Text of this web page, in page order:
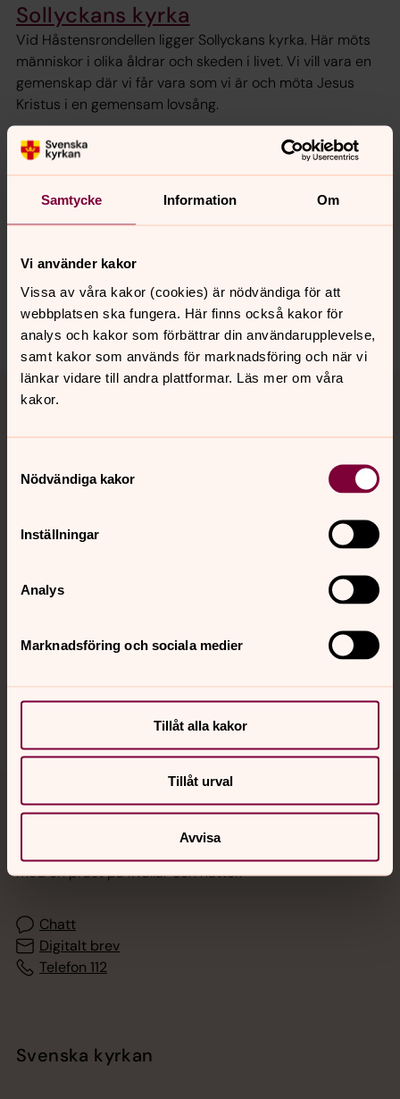
Samtycke Information Om
Vi använder kakor
Vissa av våra kakor (cookies) är nödvändiga för att
webbplatsen ska fungera. Här finns också kakor för
analys och kakor som förbättrar din användarupplevelse,
samt kakor som används för marknadsföring och när vi
länkar vidare till andra plattformar. Läs mer om våra
kakor.
Nödvändiga kakor
Inställningar
Analys
Marknadsföring och sociala medier
Tillåt alla kakor
Tillåt urval
Avvisa
Sollyckans kyrka
Vid Håstensrondellen ligger Sollyckans kyrka. Här möts
människor i olika åldrar och skeden i livet. Vi vill vara en
gemenskap där vi får vara som vi är och möta Jesus
Kristus i en gemensam lovsång.
Synpunkter eller frågor på sidans
innehåll?
varberg.forsamling@svenskakyrkan.se
Dela
Tillbaka till toppen
Tillbaka till innehållet
Kontakt
Kalender
Hitta snabbt
Jourhavande präst
med en präst på kvällar och nätter.
Chatt
Digitalt brev
Telefon 112
Svenska kyrkan